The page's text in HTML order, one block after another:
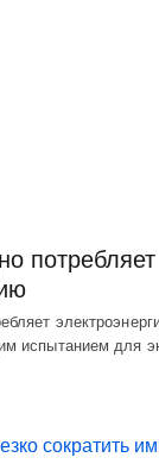
потребляет
испытанием для